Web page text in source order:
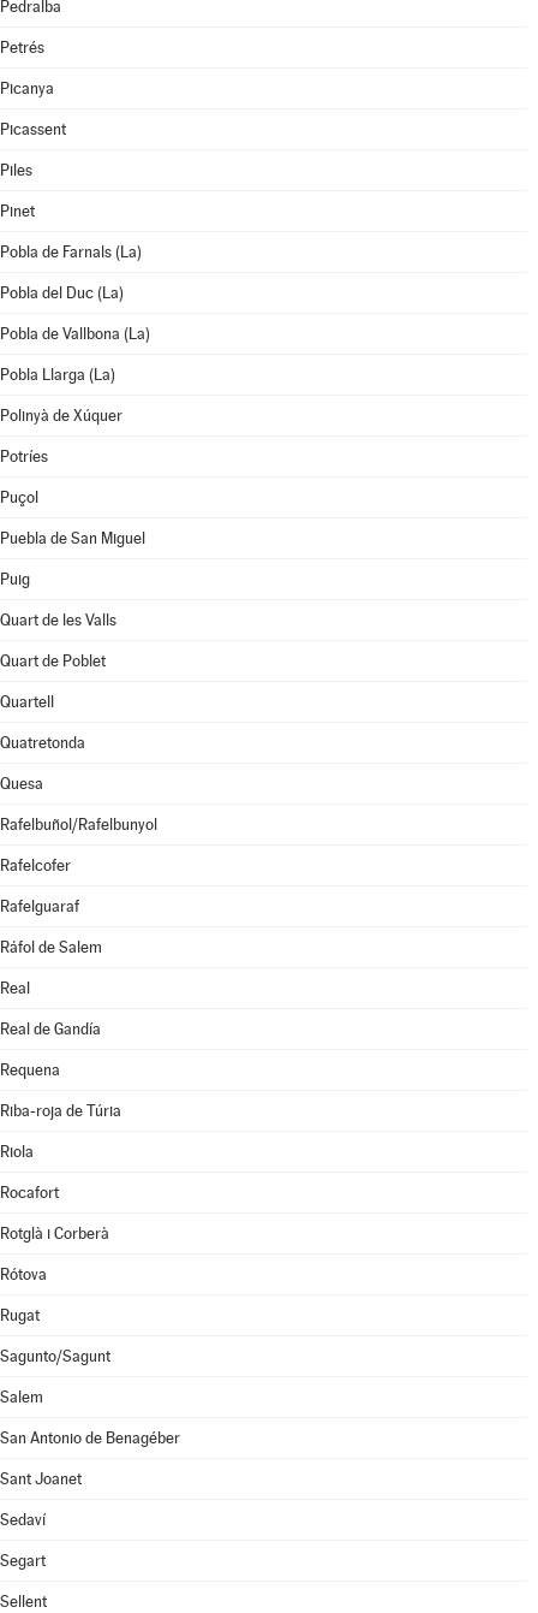
Pedralba
Petrés
Picanya
Picassent
Piles
Pinet
Pobla de Farnals (La)
Pobla del Duc (La)
Pobla de Vallbona (La)
Pobla Llarga (La)
Polinyà de Xúquer
Potríes
Puçol
Puebla de San Miguel
Puig
Quart de les Valls
Quart de Poblet
Quartell
Quatretonda
Quesa
Rafelbuñol/Rafelbunyol
Rafelcofer
Rafelguaraf
Ráfol de Salem
Real
Real de Gandía
Requena
Riba-roja de Túria
Riola
Rocafort
Rotglà i Corberà
Rótova
Rugat
Sagunto/Sagunt
Salem
San Antonio de Benagéber
Sant Joanet
Sedaví
Segart
Sellent